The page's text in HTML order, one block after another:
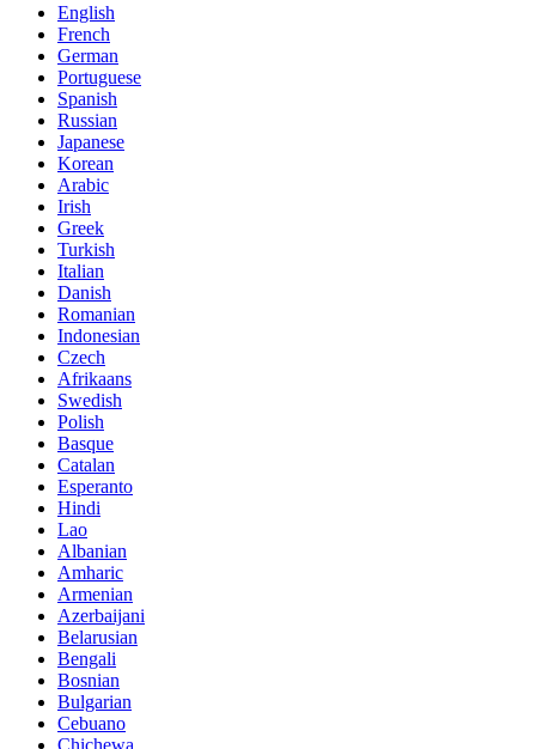
English
French
German
Portuguese
Spanish
Russian
Japanese
Korean
Arabic
Irish
Greek
Turkish
Italian
Danish
Romanian
Indonesian
Czech
Afrikaans
Swedish
Polish
Basque
Catalan
Esperanto
Hindi
Lao
Albanian
Amharic
Armenian
Azerbaijani
Belarusian
Bengali
Bosnian
Bulgarian
Cebuano
Chichewa